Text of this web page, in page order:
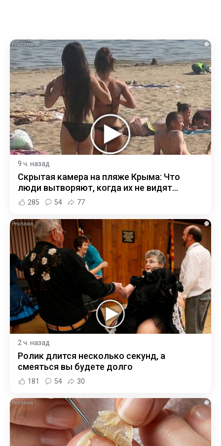
i
9 ч. назад
Скрытая камера на пляже Крыма: Что
люди вытворяют, когда их не видят...
285 54 77
i
2 ч. назад
Ролик длится несколько секунд, а
смеяться вы будете долго
181 54 30
i